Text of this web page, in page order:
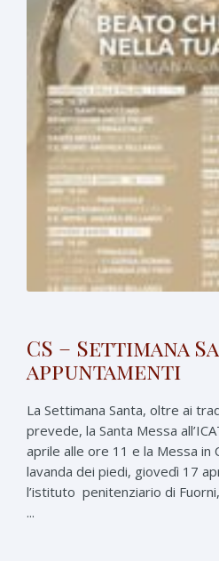
CS – Settimana
appuntamenti
La Settimana Santa, oltre ai
prevede, la Santa Messa
aprile alle ore 11 e la Messa in
lavanda dei piedi, giovedì 17
l’istituto penitenziario di
...